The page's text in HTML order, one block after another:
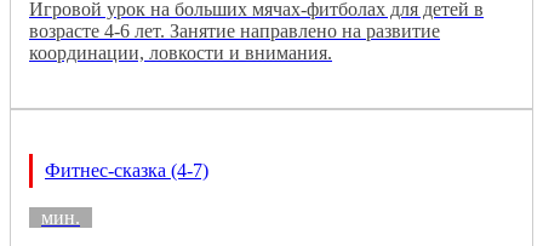
Игровой урок на больших мячах-фитболах для детей в
возрасте 4-6 лет. Занятие направлено на развитие
координации, ловкости и внимания.
Фитнес-сказка (4-7)
мин.